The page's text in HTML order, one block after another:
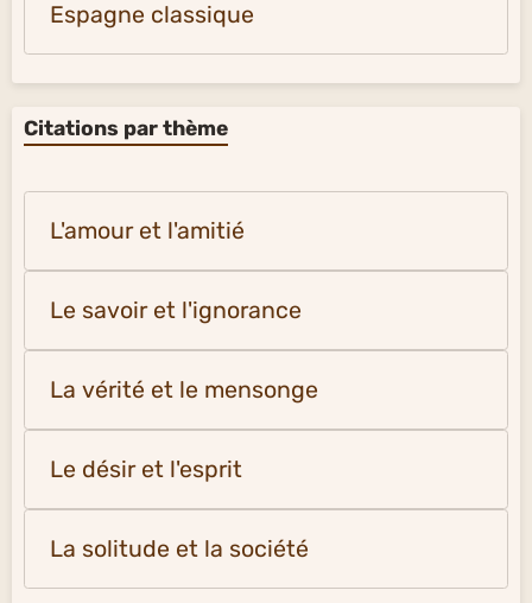
Espagne classique
Citations par thème
L'amour et l'amitié
Le savoir et l'ignorance
La vérité et le mensonge
Le désir et l'esprit
La solitude et la société